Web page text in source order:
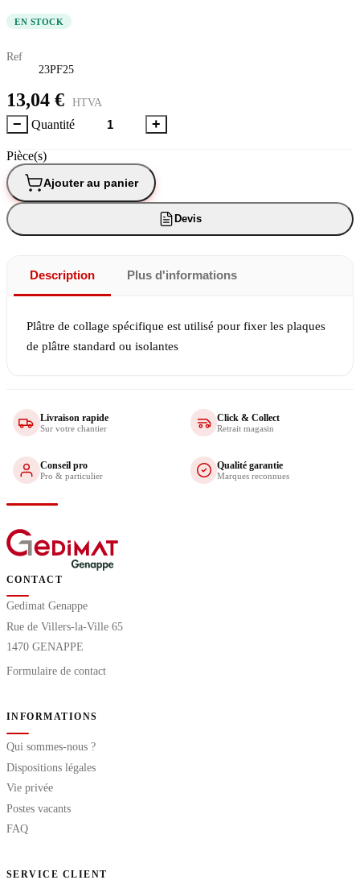
EN STOCK
Ref
23PF25
13,04 € HTVA
− Quantité +
Pièce(s)
Ajouter au panier
Devis
Description Plus d'informations
Plâtre de collage spécifique est utilisé pour fixer les plaques
de plâtre standard ou isolantes
Livraison rapide
Sur votre chantier
Click & Collect
Retrait magasin
Conseil pro
Pro & particulier
Qualité garantie
Marques reconnues
CONTACT
Gedimat Genappe
Rue de Villers-la-Ville 65
1470 GENAPPE
Formulaire de contact
INFORMATIONS
Qui sommes-nous ?
Dispositions légales
Vie privée
Postes vacants
FAQ
SERVICE CLIENT